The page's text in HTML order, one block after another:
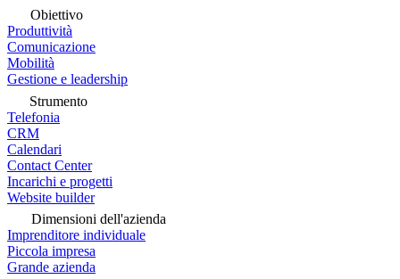
Obiettivo
Produttività
Comunicazione
Mobilità
Gestione e leadership
Strumento
Telefonia
CRM
Calendari
Contact Center
Incarichi e progetti
Website builder
Dimensioni dell'azienda
Imprenditore individuale
Piccola impresa
Grande azienda